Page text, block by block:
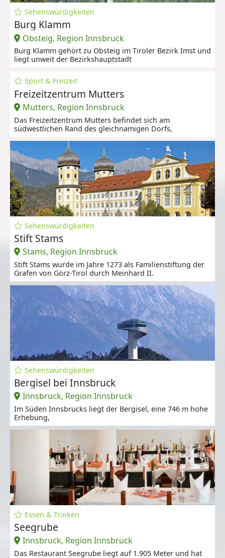
Sehenswürdigkeiten
Burg Klamm
Obsteig, Region Innsbruck
Burg Klamm gehört zu Obsteig im Tiroler Bezirk Imst und
liegt unweit der Bezirkshauptstadt
Sport & Freizeit
Freizeitzentrum Mutters
Mutters, Region Innsbruck
Das Freizeitzentrum Mutters befindet sich am
südwestlichen Rand des gleichnamigen Dorfs,
Sehenswürdigkeiten
Stift Stams
Stams, Region Innsbruck
Stift Stams wurde im Jahre 1273 als Familienstiftung der
Grafen von Görz-Tirol durch Meinhard II.
Sehenswürdigkeiten
Bergisel bei Innsbruck
Innsbruck, Region Innsbruck
Im Süden Innsbrucks liegt der Bergisel, eine 746 m hohe
Erhebung,
Essen & Trinken
Seegrube
Innsbruck, Region Innsbruck
Das Restaurant Seegrube liegt auf 1.905 Meter und hat